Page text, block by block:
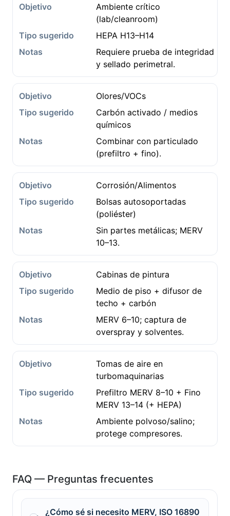
Ambiente crítico
(lab/cleanroom)
HEPA H13–H14
Requiere prueba de integridad
y sellado perimetral.
Olores/VOCs
Carbón activado / medios
químicos
Combinar con particulado
(prefiltro + fino).
Corrosión/Alimentos
Bolsas autosoportadas
(poliéster)
Sin partes metálicas; MERV
10–13.
Cabinas de pintura
Medio de piso + difusor de
techo + carbón
MERV 6–10; captura de
overspray y solventes.
Tomas de aire en
turbomaquinarias
Prefiltro MERV 8–10 + Fino
MERV 13–14 (+ HEPA)
Ambiente polvoso/salino;
protege compresores.
FAQ — Preguntas frecuentes
¿Cómo sé si necesito MERV, ISO 16890